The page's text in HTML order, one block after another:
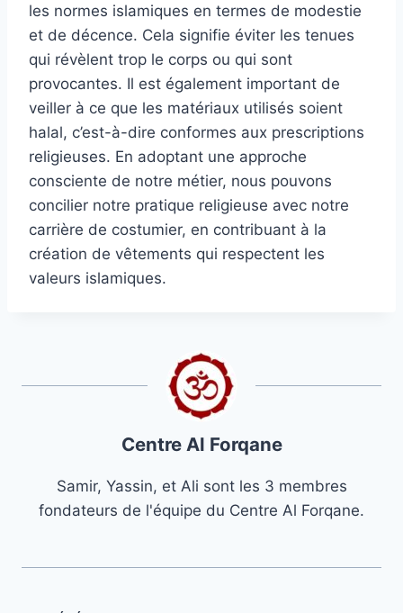
les normes islamiques en termes de modestie
et de décence. Cela signifie éviter les tenues
qui révèlent trop le corps ou qui sont
provocantes. Il est également important de
veiller à ce que les matériaux utilisés soient
halal, c’est-à-dire conformes aux prescriptions
religieuses. En adoptant une approche
consciente de notre métier, nous pouvons
concilier notre pratique religieuse avec notre
carrière de costumier, en contribuant à la
création de vêtements qui respectent les
valeurs islamiques.
Centre Al Forqane
Samir, Yassin, et Ali sont les 3 membres
fondateurs de l'équipe du Centre Al Forqane.